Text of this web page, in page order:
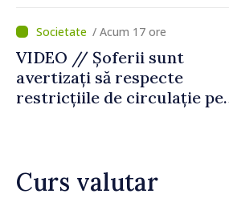
temporară de muncă
/ Acum 17 ore
VIDEO // Șoferii sunt
avertizați să respecte
restricțiile de circulație pe
Curs valutar